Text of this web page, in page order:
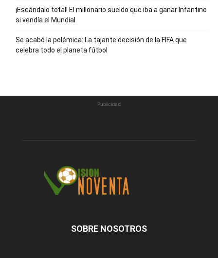
¡Escándalo total! El millonario sueldo que iba a ganar Infantino
si vendía el Mundial
Se acabó la polémica: La tajante decisión de la FIFA que
celebra todo el planeta fútbol
Publicidad
SOBRE NOSOTROS